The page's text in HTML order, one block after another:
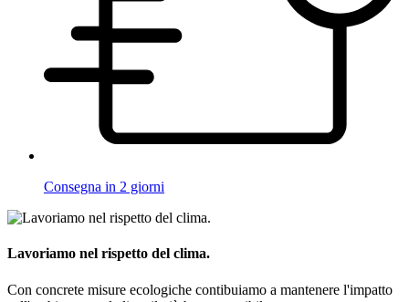
Consegna in 2 giorni
Lavoriamo nel rispetto del clima.
Con concrete misure ecologiche contibuiamo a mantenere l'impatto